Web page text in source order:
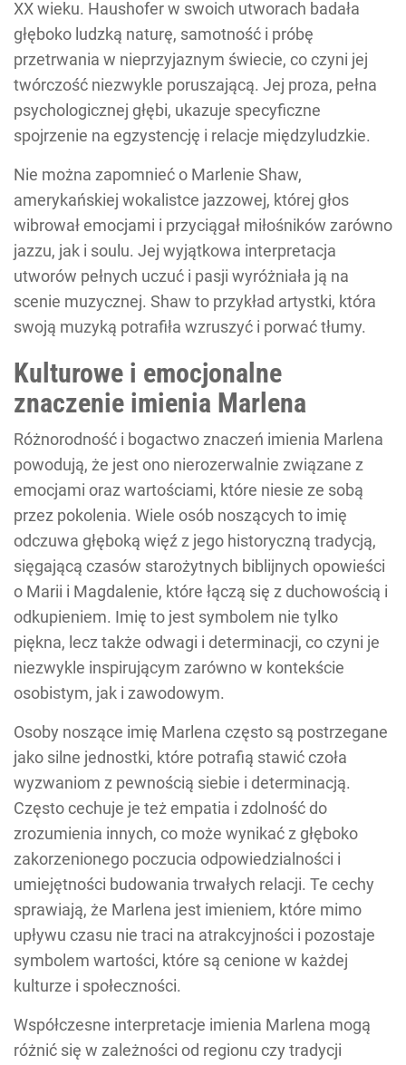
XX wieku. Haushofer w swoich utworach badała
głęboko ludzką naturę, samotność i próbę
przetrwania w nieprzyjaznym świecie, co czyni jej
twórczość niezwykle poruszającą. Jej proza, pełna
psychologicznej głębi, ukazuje specyficzne
spojrzenie na egzystencję i relacje międzyludzkie.
Nie można zapomnieć o Marlenie Shaw,
amerykańskiej wokalistce jazzowej, której głos
wibrował emocjami i przyciągał miłośników zarówno
jazzu, jak i soulu. Jej wyjątkowa interpretacja
utworów pełnych uczuć i pasji wyróżniała ją na
scenie muzycznej. Shaw to przykład artystki, która
swoją muzyką potrafiła wzruszyć i porwać tłumy.
Kulturowe i emocjonalne
znaczenie imienia Marlena
Różnorodność i bogactwo znaczeń imienia Marlena
powodują, że jest ono nierozerwalnie związane z
emocjami oraz wartościami, które niesie ze sobą
przez pokolenia. Wiele osób noszących to imię
odczuwa głęboką więź z jego historyczną tradycją,
sięgającą czasów starożytnych biblijnych opowieści
o Marii i Magdalenie, które łączą się z duchowością i
odkupieniem. Imię to jest symbolem nie tylko
piękna, lecz także odwagi i determinacji, co czyni je
niezwykle inspirującym zarówno w kontekście
osobistym, jak i zawodowym.
Osoby noszące imię Marlena często są postrzegane
jako silne jednostki, które potrafią stawić czoła
wyzwaniom z pewnością siebie i determinacją.
Często cechuje je też empatia i zdolność do
zrozumienia innych, co może wynikać z głęboko
zakorzenionego poczucia odpowiedzialności i
umiejętności budowania trwałych relacji. Te cechy
sprawiają, że Marlena jest imieniem, które mimo
upływu czasu nie traci na atrakcyjności i pozostaje
symbolem wartości, które są cenione w każdej
kulturze i społeczności.
Współczesne interpretacje imienia Marlena mogą
różnić się w zależności od regionu czy tradycji